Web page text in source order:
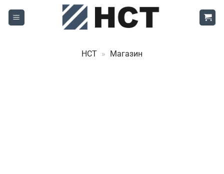
НСТ » Магазин